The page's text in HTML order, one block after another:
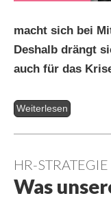
macht sich bei
Deshalb drängt
auch für das
Weiterlesen
HR-STRATEGIE
Was